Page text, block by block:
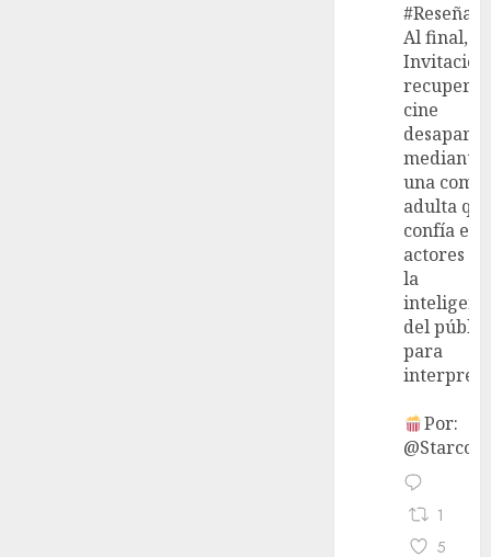
#Reseña
Al final,
recupera
cine
mediante
una
adulta
confía en
actores y
la
del
para
Por:
1
5